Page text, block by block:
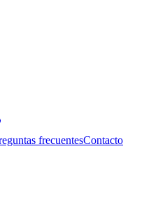
frecuentesContacto